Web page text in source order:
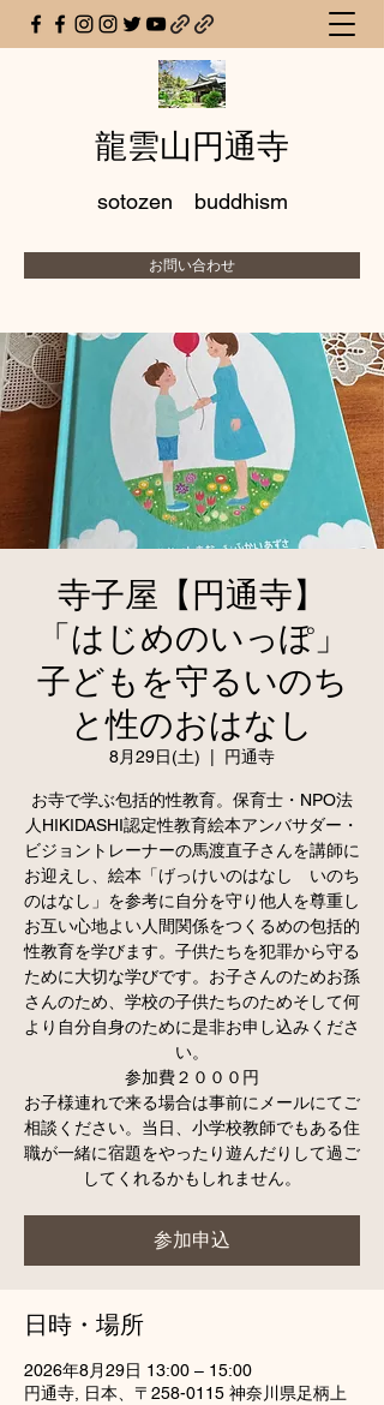
龍雲山円通寺
sotozen buddhism
お問い合わせ
寺子屋【円通寺】
「はじめのいっぽ」
子どもを守るいのち
と性のおはなし
8月29日(土) 円通寺
お寺で学ぶ包括的性教育。保育士・NPO法
人HIKIDASHI認定性教育絵本アンバサダー・
ビジョントレーナーの馬渡直子さんを講師に
お迎えし、絵本「げっけいのはなし いのち
のはなし」を参考に自分を守り他人を尊重し
お互い心地よい人間関係をつくるめの包括的
性教育を学びます。子供たちを犯罪から守る
ために大切な学びです。お子さんのためお孫
さんのため、学校の子供たちのためそして何
より自分自身のために是非お申し込みくださ
い。
参加費２０００円
お子様連れで来る場合は事前にメールにてご
相談ください。当日、小学校教師でもある住
職が一緒に宿題をやったり遊んだりして過ご
してくれるかもしれません。
参加申込
日時・場所
2026年8月29日 13:00 – 15:00
円通寺, 日本、〒258-0115 神奈川県足柄上